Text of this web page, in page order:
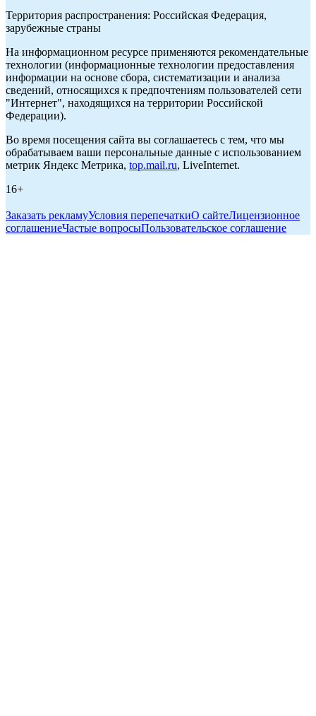
Территория распространения: Российская Федерация,
зарубежные страны
На информационном ресурсе применяются рекомендательные
технологии (информационные технологии предоставления
информации на основе сбора, систематизации и анализа
сведений, относящихся к предпочтениям пользователей сети
"Интернет", находящихся на территории Российской
Федерации).
Во время посещения сайта вы соглашаетесь с тем, что мы
обрабатываем ваши персональные данные с использованием
метрик Яндекс Метрика, top.mail.ru, LiveInternet.
16+
Заказать рекламуУсловия перепечаткиО сайтеЛицензионное
соглашениеЧастые вопросыПользовательское соглашение